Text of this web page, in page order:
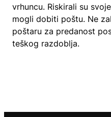
vrhuncu. Riskirali su
mogli dobiti poštu. Ne
poštaru za predanost
teškog razdoblja.